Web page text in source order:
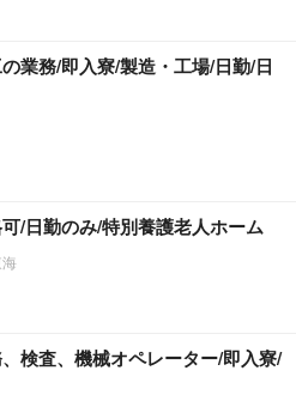
業務/即入寮/製造・工場/日勤/日
/日勤のみ/特別養護老人ホーム
検査、機械オペレーター/即入寮/